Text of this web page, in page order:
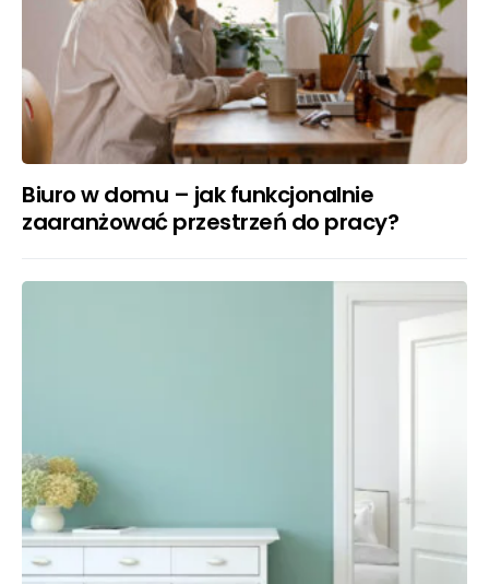
Biuro w domu – jak funkcjonalnie
zaaranżować przestrzeń do pracy?